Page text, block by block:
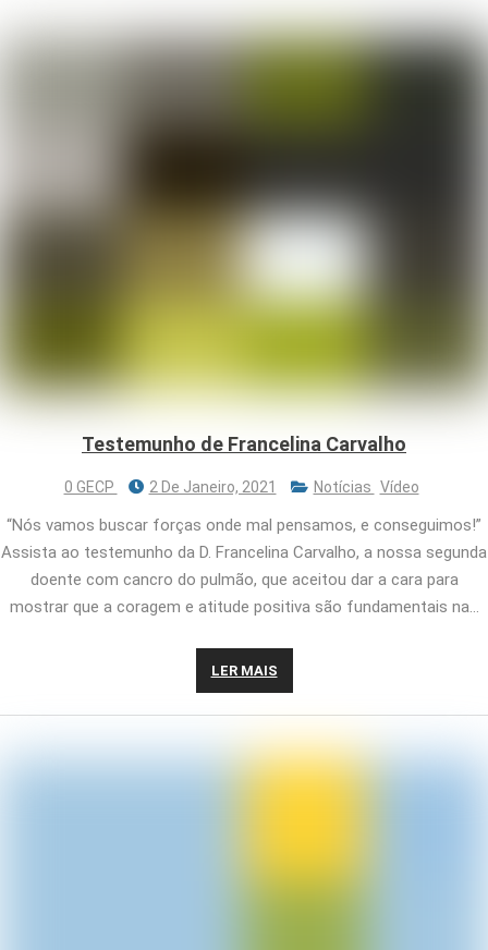
Testemunho de Francelina Carvalho
0 GECP 2 De Janeiro, 2021 Notícias Vídeo
“Nós vamos buscar forças onde mal pensamos, e conseguimos!”
Assista ao testemunho da D. Francelina Carvalho, a nossa segunda
doente com cancro do pulmão, que aceitou dar a cara para
mostrar que a coragem e atitude positiva são fundamentais na…
LER MAIS